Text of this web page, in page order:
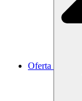
Oferta